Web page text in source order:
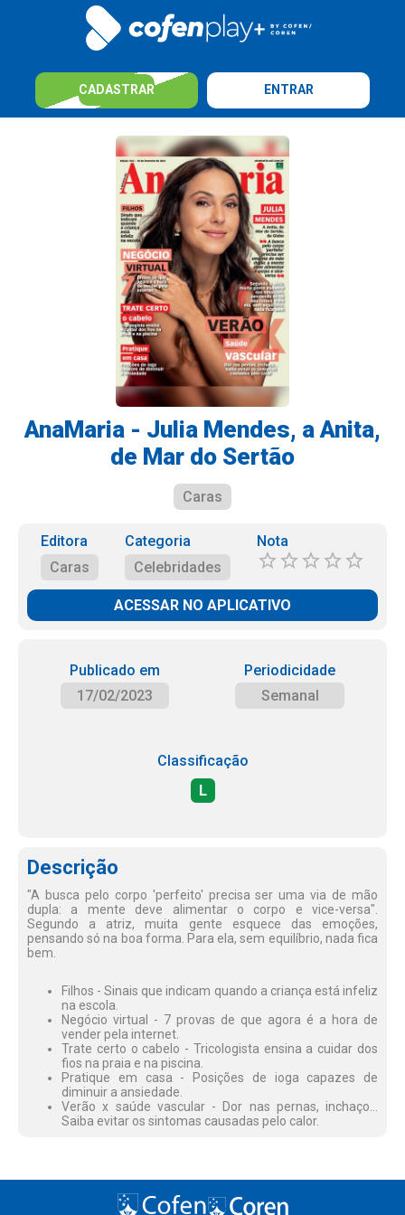
CADASTRAR ENTRAR
AnaMaria - Julia Mendes, a Anita,
de Mar do Sertão
Caras
Editora
Caras
Categoria
Celebridades
Nota
ACESSAR NO APLICATIVO
Publicado em
17/02/2023
Periodicidade
Semanal
Classificação
L
Descrição
"A busca pelo corpo 'perfeito' precisa ser uma via de mão
dupla: a mente deve alimentar o corpo e vice-versa".
Segundo a atriz, muita gente esquece das emoções,
pensando só na boa forma. Para ela, sem equilíbrio, nada fica
bem.
Filhos - Sinais que indicam quando a criança está infeliz
na escola.
Negócio virtual - 7 provas de que agora é a hora de
vender pela internet.
Trate certo o cabelo - Tricologista ensina a cuidar dos
fios na praia e na piscina.
Pratique em casa - Posições de ioga capazes de
diminuir a ansiedade.
Verão x saúde vascular - Dor nas pernas, inchaço...
Saiba evitar os sintomas causadas pelo calor.